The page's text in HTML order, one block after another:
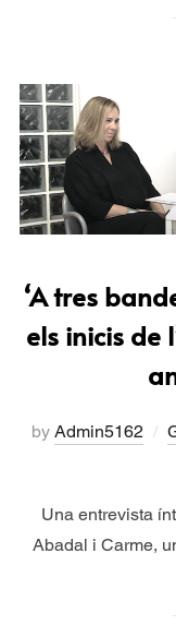
‘A tres
els inicis de
by Admin5162
Una entrevista
Abadal i Carme,